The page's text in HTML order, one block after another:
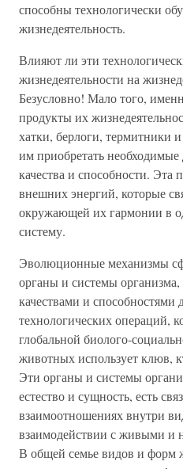
способны технологически
жизнедеятельность.
Влияют ли эти
жизнедеятельности на
Безусловно! Мало того,
продукты их
хатки, берлоги, термитники
им приобретать необходимые
качества и способности. Эта
внешних энергий, которые
окружающей их гармонии в
систему.
Эволюционные механизмы
органы и системы
качествами и способностями
технологических операций,
глобальной биолого-
животных использует клюв,
Эти органы и системы
естество и сущность, есть
взаимоотношениях внутри
взаимодействии с живыми
В общей семье видов и форм